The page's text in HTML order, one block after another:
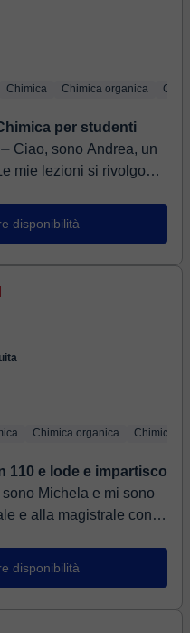
Chimica Chimica organica
per studenti
⏤ Ciao, sono Andrea, un
mie lezioni si rivolgono
disponibilità
Chimica organica Chimica di
110 e lode e impartisco
e alla magistrale con
disponibilità